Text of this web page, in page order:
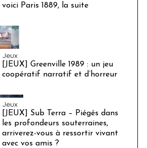
voici Paris 1889, la suite
Jeux
[JEUX] Greenville 1989 : un jeu
coopératif narratif et d’horreur
Jeux
[JEUX] Sub Terra – Piégés dans
les profondeurs souterraines,
arriverez-vous à ressortir vivant
avec vos amis ?